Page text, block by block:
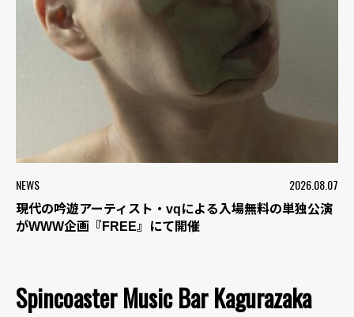
NEWS 2026.08.07
現代の吟遊アーティスト・vqによる入場無料の単独公演
がWWW企画『FREE』にて開催
Spincoaster Music Bar Kagurazaka